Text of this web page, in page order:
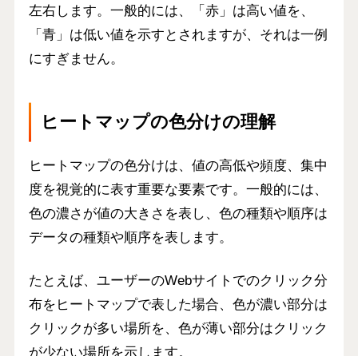
左右します。一般的には、「赤」は高い値を、
「青」は低い値を示すとされますが、それは一例
にすぎません。
ヒートマップの色分けの理解
ヒートマップの色分けは、値の高低や頻度、集中
度を視覚的に表す重要な要素です。一般的には、
色の濃さが値の大きさを表し、色の種類や順序は
データの種類や順序を表します。
たとえば、ユーザーのWebサイトでのクリック分
布をヒートマップで表した場合、色が濃い部分は
クリックが多い場所を、色が薄い部分はクリック
が少ない場所を示します。